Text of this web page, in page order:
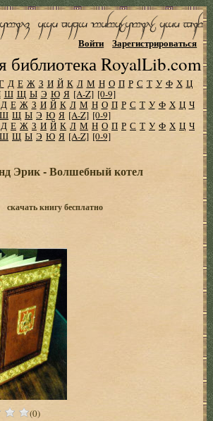
библиотека RoyalLib.com
Войти Зарегистрироваться
Д Е Ж З И Й К Л М Н О П Р С Т У Ф Х Ц
Ш Щ Ы Э Ю Я [A-Z] [0-9]
Д Е Ж З И Й К Л М Н О П Р С Т У Ф Х Ц Ч
Ш Щ Ы Э Ю Я [A-Z] [0-9]
Д Е Ж З И Й К Л М Н О П Р С Т У Ф Х Ц Ч
Ш Щ Ы Э Ю Я [A-Z] [0-9]
Эрик - Волшебный котел
скачать книгу бесплатно
(0)